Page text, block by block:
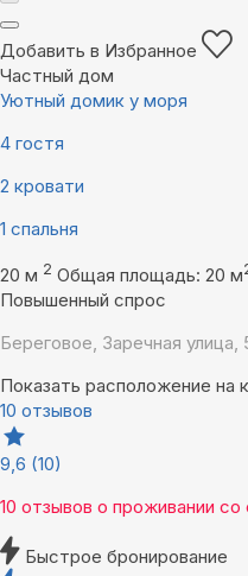
Добавить в Избранное
Частный дом
Уютный домик у моря
4 гостя
2 кровати
1 спальня
20 м 2 Общая площадь: 20 м
Повышенный спрос
Береговое, Заречная улица,
Показать расположение на
10 отзывов
9,6 (10)
10 отзывов о проживании со
Быстрое бронирование